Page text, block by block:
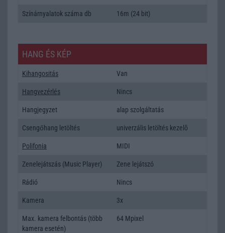
Színárnyalatok száma db 16m (24 bit)
HANG ÉS KÉP
Kihangositás Van
Hangvezérlés Nincs
Hangjegyzet alap szolgáltatás
Csengőhang letöltés univerzális letöltés kezelõ
Polifonia MIDI
Zenelejátszás (Music Player) Zene lejátszó
Rádió Nincs
Kamera 3x
Max. kamera felbontás (több
kamera esetén)
64 Mpixel